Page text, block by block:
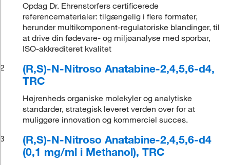
Opdag Dr. Ehrenstorfers certificerede
referencematerialer: tilgængelig i flere formater,
herunder multikomponent-regulatoriske blandinger, til
at drive din fødevare- og miljøanalyse med sporbar,
ISO-akkrediteret kvalitet
2
(R,S)-N-Nitroso Anatabine-2,4,5,6-d4,
TRC
Højrenheds organiske molekyler og analytiske
standarder, strategisk leveret verden over for at
muliggøre innovation og kommerciel succes.
3
(R,S)-N-Nitroso Anatabine-2,4,5,6-d4
(0,1 mg/ml i Methanol), TRC